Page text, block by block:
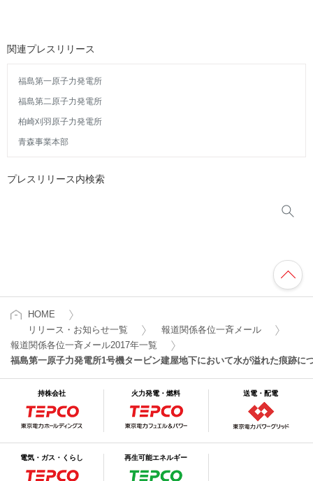
関連プレスリリース
福島第一原子力発電所
福島第二原子力発電所
柏崎刈羽原子力発電所
青森事業本部
プレスリリース内検索
HOME
リリース・お知らせ一覧
報道関係各位一斉メール
報道関係各位一斉メール2017年一覧
福島第一原子力発電所1号機タービン建屋地下において水が溢れた痕跡に
持株会社 火力発電・燃料 送電・配電
電気・ガス・くらし 再生可能エネルギー